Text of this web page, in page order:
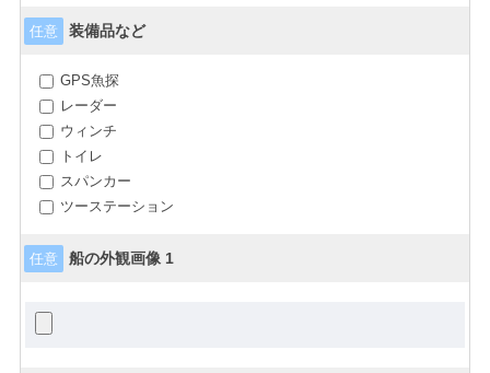
任意 装備品など
GPS魚探
レーダー
ウィンチ
トイレ
スパンカー
ツーステーション
任意 船の外観画像 1